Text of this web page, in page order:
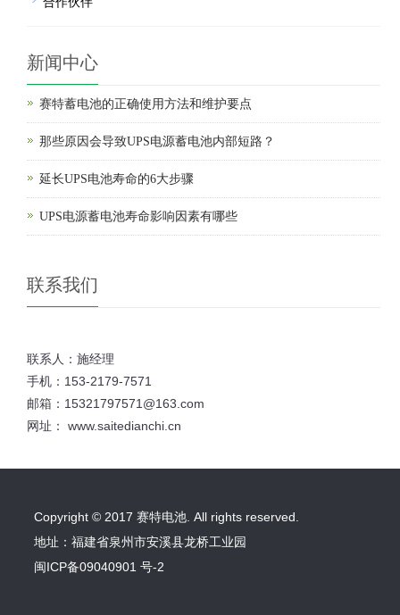
新闻中心
赛特蓄电池的正确使用方法和维护要点
那些原因会导致UPS电源蓄电池内部短路？
延长UPS电池寿命的6大步骤
UPS电源蓄电池寿命影响因素有哪些
联系我们
联系人：施经理
手机：153-2179-7571
邮箱：15321797571@163.com
网址： www.saitedianchi.cn
Copyright © 2017 赛特电池. All rights reserved.
地址：福建省泉州市安溪县龙桥工业园
闽ICP备09040901 号-2